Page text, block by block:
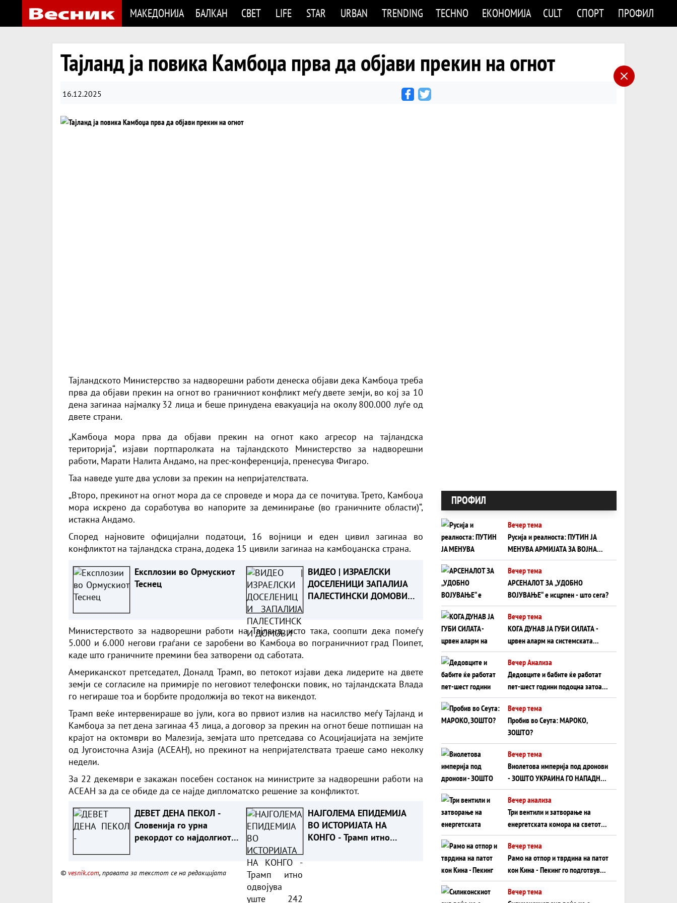
МАКЕДОНИЈА БАЛКАН СВЕТ LIFE STAR URBAN TRENDING TECHNO ЕКОНОМИЈА CULT СПОРТ ПРОФИЛ
Тајланд ја повика Камбоџа прва да објави прекин на огнот
16.12.2025
Тајландското Министерство за надворешни работи денеска објави дека Камбоџа треба
прва да објави прекин на огнот во граничниот конфликт меѓу двете земји, во кој за 10
дена загинаа најмалку 32 лица и беше принудена евакуација на околу 800.000 луѓе од
двете страни.
„Камбоџа мора прва да објави прекин на огнот како агресор на тајландска
територија“, изјави портпаролката на тајландското Министерство за надворешни
работи, Марати Налита Андамо, на прес-конференција, пренесува Фигаро.
Таа наведе уште два услови за прекин на непријателствата.
„Второ, прекинот на огнот мора да се спроведе и мора да се почитува. Трето, Камбоџа
мора искрено да соработува во напорите за деминирање (во граничните области)“,
истакна Андамо.
Според најновите официјални податоци, 16 војници и еден цивил загинаа во
конфликтот на тајландска страна, додека 15 цивили загинаа на камбоџанска страна.
Експлозии во Ормускиот
Теснец
ВИДЕО | ИЗРАЕЛСКИ
ДОСЕЛЕНИЦИ ЗАПАЛИЈА
ПАЛЕСТИНСКИ ДОМОВИ -
Министерството за надворешни работи на Тајланд, исто така, соопшти дека помеѓу
5.000 и 6.000 негови граѓани се заробени во Камбоџа во пограничниот град Поипет,
каде што граничните премини беа затворени од саботата.
Американскот претседател, Доналд Трамп, во петокот изјави дека лидерите на двете
земји се согласиле на примирје по неговиот телефонски повик, но тајландската Влада
го негираше тоа и борбите продолжија во текот на викендот.
Трамп веќе интервенираше во јули, кога во првиот излив на насилство меѓу Тајланд и
Камбоџа за пет дена загинаа 43 лица, а договор за прекин на огнот беше потпишан на
крајот на октомври во Малезија, земјата што претседава со Асоцијацијата на земјите
од Југоисточна Азија (АСЕАН), но прекинот на непријателствата траеше само неколку
недели.
За 22 декември е закажан посебен состанок на министрите за надворешни работи на
АСЕАН за да се обиде да се најде дипломатско решение за конфликтот.
ДЕВЕТ ДЕНА ПЕКОЛ -
Словенија го урна
рекордот со најдолгиот
НАЈГОЛЕМА ЕПИДЕМИЈА
ВО ИСТОРИЈАТА НА
КОНГО - Трамп итно
© vesnik.com, правата за текстот се на редакцијата
ПРОФИЛ
Вечер тема
Русија и реалноста: ПУТИН ЈА
МЕНУВА АРМИЈАТА ЗА ВОЈНА
ШТО ОСТАНУВА БЕЗ ФРОНТ
Вечер тема
АРСЕНАЛОТ ЗА „УДОБНО
ВОЈУВАЊЕ“ е исцрпен - што сега?
Вечер тема
КОГА ДУНАВ ЈА ГУБИ СИЛАТА -
црвен аларм на системската
плоча од јужна Германија до
Црното Море...
Вечер Анализа
Дедовците и бабите ќе работат
пет-шест години подоцна затоа
што НЕМААТ ВНУЦИ ДА ГИ
ЗАМЕНАТ
Вечер тема
Пробив во Сеута: МАРОКО,
ЗОШТО?
Вечер тема
Виолетова империја под дронови
- ЗОШТО УКРАИНА ГО НАПАДНА
РУСКИОТ WILDBERRIES
Вечер анализа
Три вентили и затворање на
енергетската комора на светот:
Нападот во Суец најавува
глобален енергетски инфаркт?
Вечер тема
Рамо на отпор и тврдина на патот
кон Кина - Пекинг го подготвува
Иран за американска копнена
инвазија
Вечер тема